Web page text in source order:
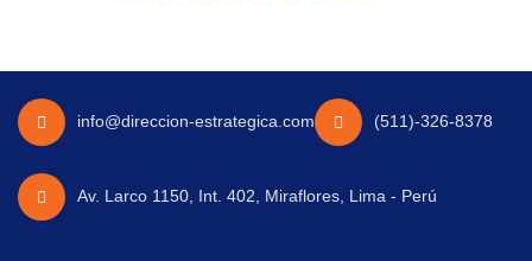
info@direccion-estrategica.com (511)-326-8378
Av. Larco 1150, Int. 402, Miraflores, Lima - Perú